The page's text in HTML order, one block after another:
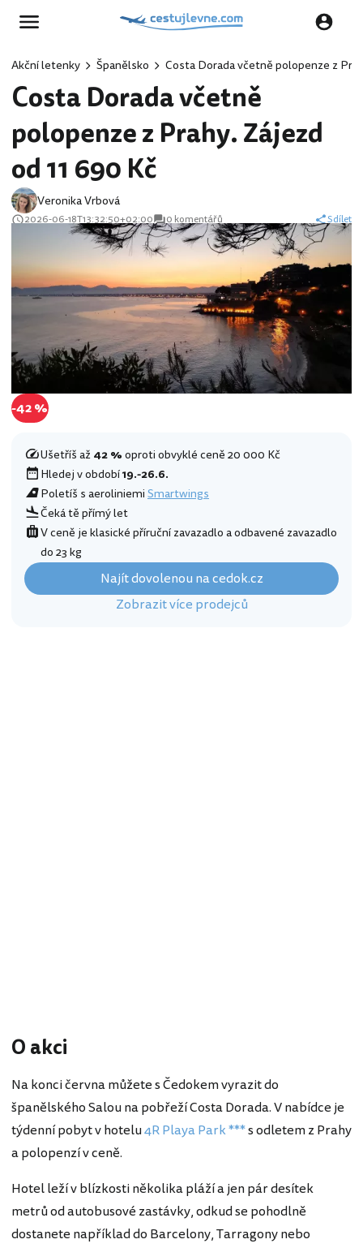
Akční letenky Španělsko Costa Dorada včetně polopenze z
Costa Dorada včetně
polopenze z Prahy. Zájezd
od 11 690 Kč
Veronika Vrbová
2026-06-18T13:32:50+02:00 0 komentářů Sdílet
-42 %
Ušetříš až42 %oproti obvyklé ceně 20 000 Kč
Hledej v období19.-26.6.
Poletíš s aeroliniemiSmartwings
Čeká tě přímý let
V ceně je klasické příruční zavazadlo a odbavené zavazadlo
do 23 kg
Najít dovolenou na cedok.cz
Zobrazit více prodejců
O akci
Na konci června můžete s Čedokem vyrazit do
španělského Salou na pobřeží Costa Dorada. V nabídce je
týdenní pobyt v hotelu4R Playa Park ***s odletem z Prahy
a polopenzí v ceně.
Hotel leží v blízkosti několika pláží a jen pár desítek
metrů od autobusové zastávky, odkud se pohodlně
dostanete například do Barcelony, Tarragony nebo